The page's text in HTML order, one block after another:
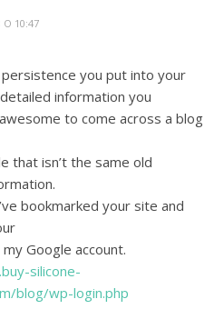
O 10:47
you put into your
information you
to come across a blog
that isn’t the same old
bookmarked your site and
Google account.
silicone-
blog/wp-login.php